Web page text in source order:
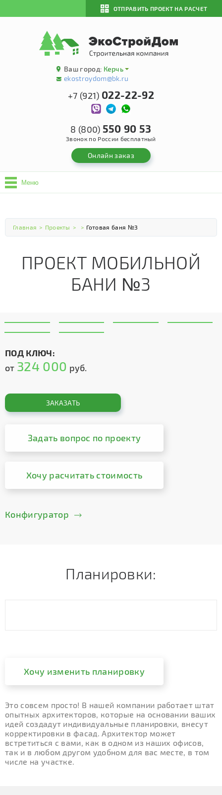
ОТПРАВИТЬ ПРОЕКТ НА РАСЧЕТ
Ваш город: Керчь
ekostroydom@bk.ru
+7 (921) 022-22-92
8 (800) 550 90 53
Звонок по России бесплатный
Онлайн заказ
Меню
Главная > Проекты > > Готовая баня №3
ПРОЕКТ МОБИЛЬНОЙ
БАНИ №3
ПОД КЛЮЧ:
от 324 000 руб.
ЗАКАЗАТЬ
Задать вопрос по проекту
Хочу расчитать стоимость
Конфигуратор
Планировки:
Хочу изменить планировку
Это совсем просто! В нашей компании работает штат
опытных архитекторов, которые на основании ваших
идей создадут индивидуальные планировки, внесут
корректировки в фасад. Архитектор может
встретиться с вами, как в одном из наших офисов,
так и в любом другом удобном для вас месте, в том
числе на участке.